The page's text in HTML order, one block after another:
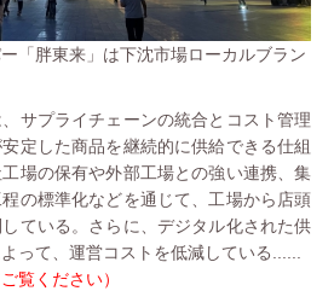
「胖東来」は下沈市場ローカルブラン
サプライチェーンの統合とコスト管理
定した商品を継続的に供給できる仕組
場の保有や外部工場との強い連携、集
の標準化などを通じて、工場から店頭
ている。さらに、デジタル化された供
って、運営コストを低減している......
覧ください）